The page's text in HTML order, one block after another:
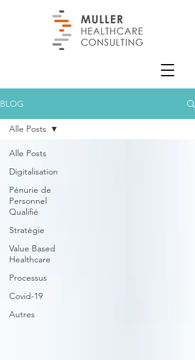
BLOG
Alle Posts
Digitalisation
Pénurie de
Personnel
Qualifié
Stratégie
Value Based
Healthcare
Processus
Covid-19
Autres
Alle Posts